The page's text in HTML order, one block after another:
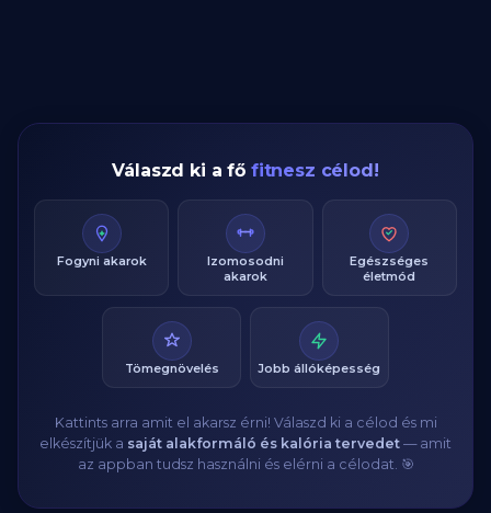
Válaszd ki a fő fitnesz célod!
Fogyni akarok
Izomosodni
akarok
Egészséges
életmód
Tömegnövelés Jobb állóképesség
Kattints arra amit el akarsz érni! Válaszd ki a célod és mi
elkészítjük a saját alakformáló és kalória tervedet — amit
az appban tudsz használni és elérni a célodat. 🎯